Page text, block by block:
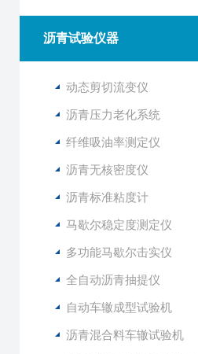
沥青试验仪器
动态剪切流变仪
沥青压力老化系统
纤维吸油率测定仪
沥青无核密度仪
沥青标准粘度计
马歇尔稳定度测定仪
多功能马歇尔击实仪
全自动沥青抽提仪
自动车辙成型试验机
沥青混合料车辙试验机